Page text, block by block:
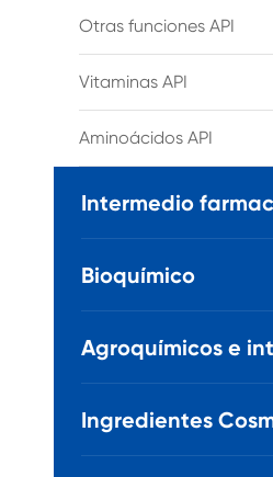
Otras funciones API
Vitaminas API
Aminoácidos API
Intermedio
Bioquímico
Agroquímicos e
Ingredientes